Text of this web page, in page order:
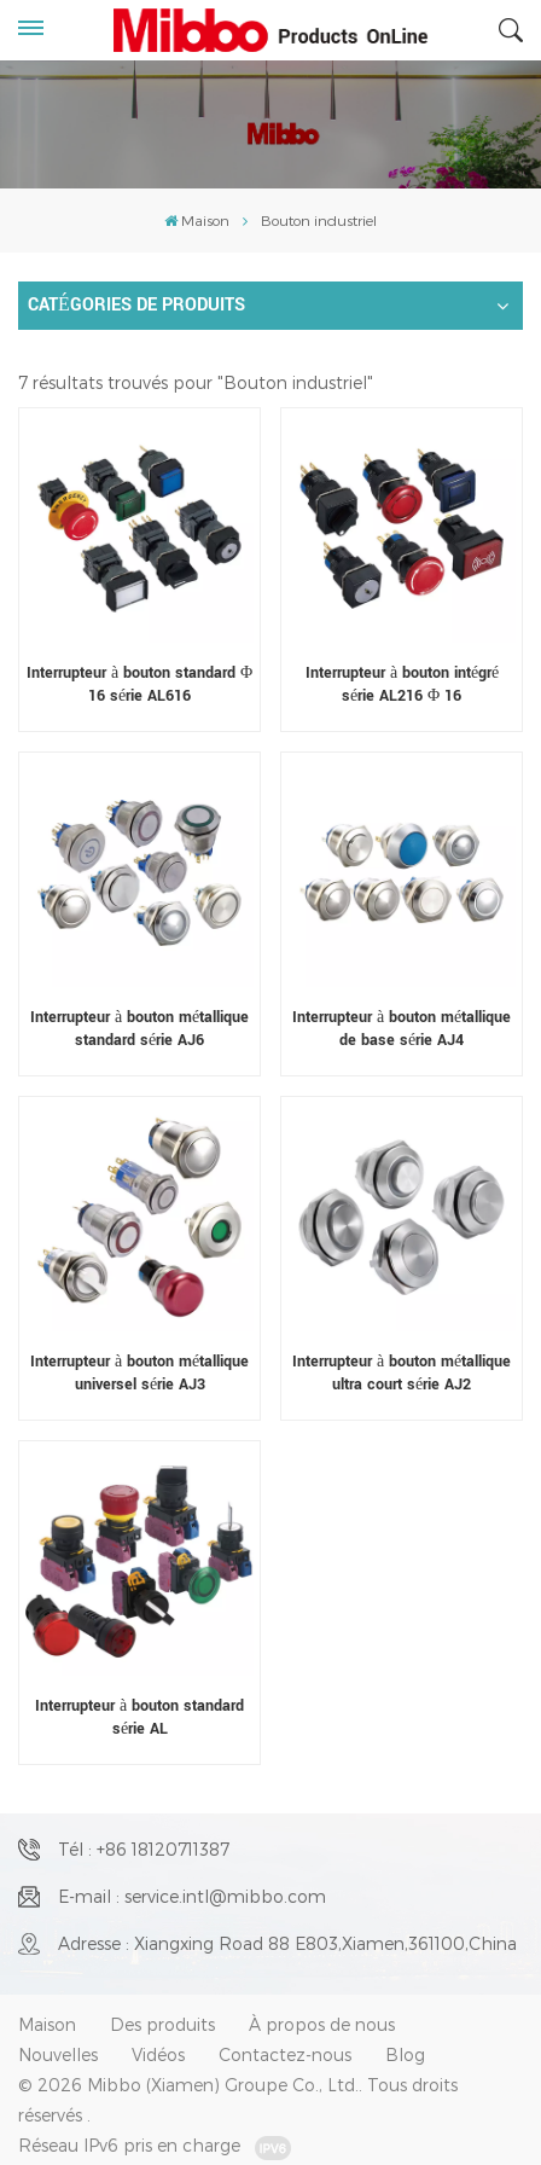
Maison Bouton industriel
CATÉGORIES DE PRODUITS
7 résultats trouvés pour "Bouton industriel"
Interrupteur à bouton standard Φ
16 série AL616
Interrupteur à bouton intégré
série AL216 Φ 16
Interrupteur à bouton métallique
standard série AJ6
Interrupteur à bouton métallique
de base série AJ4
Interrupteur à bouton métallique
universel série AJ3
Interrupteur à bouton métallique
ultra court série AJ2
Interrupteur à bouton standard
série AL
Tél : +86 18120711387
E-mail : service.intl@mibbo.com
Adresse : Xiangxing Road 88 E803,Xiamen,361100,China
Maison Des produits
À propos de nous
Nouvelles
Vidéos Contactez-nous
Blog
© 2026 Mibbo (Xiamen) Groupe Co., Ltd.. Tous droits
réservés .
Réseau IPv6 pris en charge